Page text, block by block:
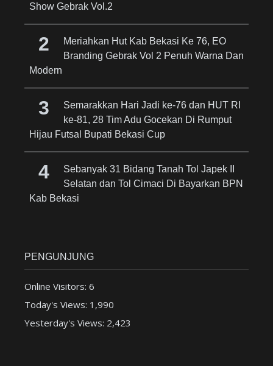
Show Gebrak Vol.2
Meriahkan Hut Kab Bekasi Ke 76, EO
Branding Gebrak Vol 2 Penuh Warna Dan
Modern
Semarakkan Hari Jadi ke-76 dan HUT RI
ke-81, 28 Tim Adu Gocekan Di Rumput
Hijau Futsal Bupati Bekasi Cup
Sebanyak 31 Bidang Tanah Tol Japek II
Selatan dan Tol Cimaci Di Bayarkan BPN
Kab Bekasi
PENGUNJUNG
Online Visitors: 6
Today's Views: 1,990
Yesterday's Views: 2,423